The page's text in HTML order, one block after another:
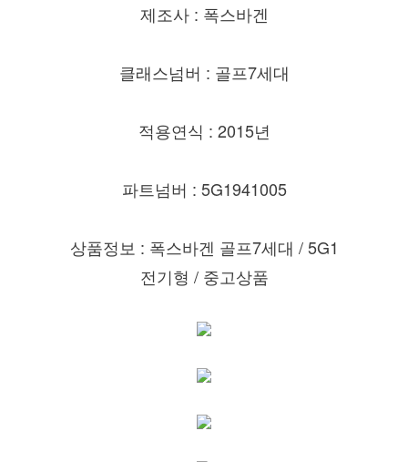
제조사 : 폭스바겐
클래스넘버 : 골프7세대
적용연식 : 2015년
파트넘버 : 5G1941005
상품정보 : 폭스바겐 골프7세대 / 5G1
전기형 / 중고상품